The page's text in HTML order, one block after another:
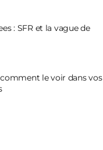
: SFR et la vague de
comment le voir dans vos